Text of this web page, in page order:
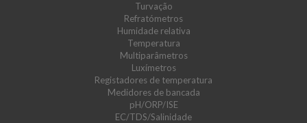
Turvação
Refratómetros
Humidade relativa
Temperatura
Multiparâmetros
Luxímetros
Registadores de temperatura
Medidores de bancada
pH/ORP/ISE
EC/TDS/Salinidade